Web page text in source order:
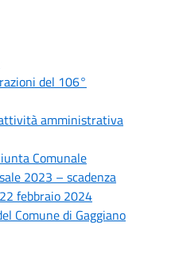
del 106°
amministrativa
Comunale
2023 – scadenza
febbraio 2024
Comune di Gaggiano